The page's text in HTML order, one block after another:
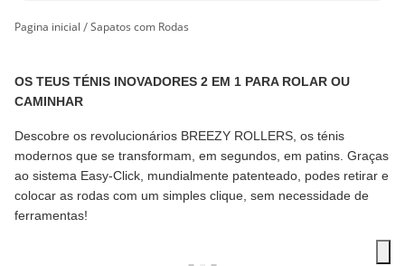
Pagina inicial Sapatos com Rodas
OS TEUS TÉNIS INOVADORES 2 EM 1 PARA ROLAR OU
CAMINHAR
Descobre os revolucionários BREEZY ROLLERS, os ténis
modernos que se transformam, em segundos, em patins. Graças
ao sistema Easy-Click, mundialmente patenteado, podes retirar e
colocar as rodas com um simples clique, sem necessidade de
ferramentas!